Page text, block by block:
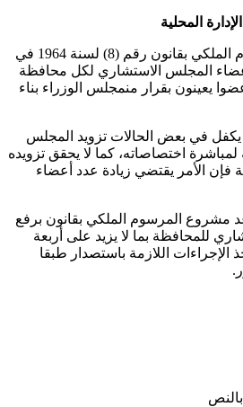
الإدارة المحلية
تحدد المادة 17 من المرسوم الملكي بقانون رقم (8) لسنة 1964 في
المجلس الاستشاري لكل محافظة
يعينون بقرار منمجلس الوزراء بناء
يكفل في بعض الحالات تزويد المجلس
لمباشرة اختصاصاته، كما لا يحقق تزويده
فإن الأمر يقتضي زيادة عدد أعضاء
مشروع المرسوم الملكي بقانون برفع
للمحافظة بما لا يزيد على أربعة
اللازمة باستصدار طبقا